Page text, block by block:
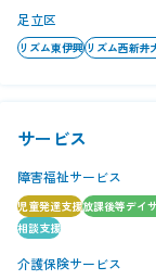
足立区
リズム東伊興リズム西新井
サービス
障害福祉サービス
児童発達支援放課後等デイ
相談支援
介護保険サービス